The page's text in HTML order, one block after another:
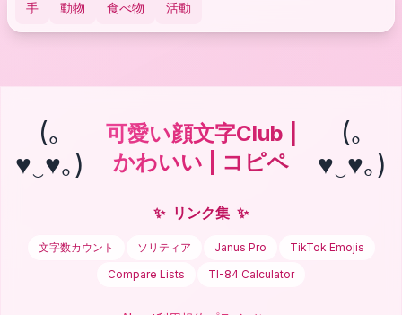
手 動物 食べ物 活動
(｡
♥‿♥｡)
可愛い顔文字Club |
かわいい | コピペ
(｡
♥‿♥｡)
✨ リンク集 ✨
文字数カウント ソリティア Janus Pro
TikTok Emojis
Compare Lists
TI-84 Calculator